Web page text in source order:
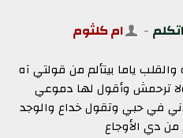
- ام كلثوم
ياما بيتألم من قولتي آه
ترحمش وأقول لها دموعي
في حبي وتقول خداع والوجد
من دي الأوجاع